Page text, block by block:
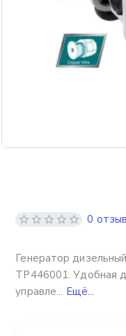
Генератор
TP446001. Удобная
управле... Ещё...
0